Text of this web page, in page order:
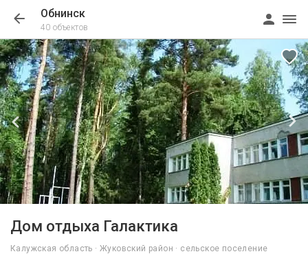
Обнинск
40 объектов
Дом отдыха Галактика
Калужская область · Жуковский район · сельское поселение